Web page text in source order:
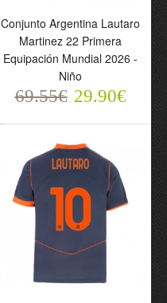
Lautaro Martinez 22
Primera Equipación
Mundial 2026 - Niño
69.55€ 29.90€
Conjunto Inter Milan
Conjunto Argentina Lautaro
Martinez 22 Primera
Equipación Mundial 2026 -
Niño
69.55€ 29.90€